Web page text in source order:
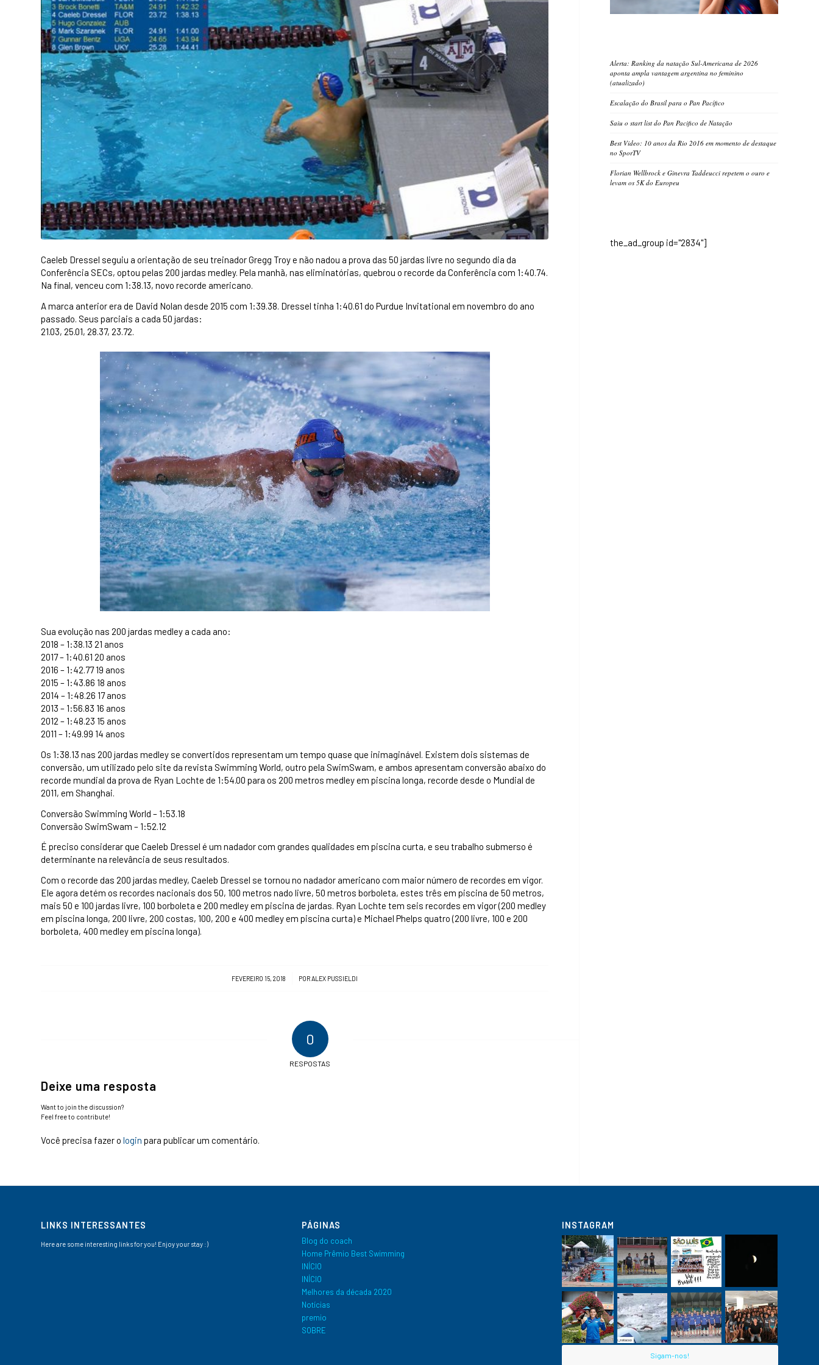
Caeleb Dressel seguiu a orientação de seu treinador Gregg Troy e não nadou a prova das 50 jardas livre no segundo dia da
Conferência SECs, optou pelas 200 jardas medley. Pela manhã, nas eliminatórias, quebrou o recorde da Conferência com 1:40.74.
Na final, venceu com 1:38.13, novo recorde americano.
A marca anterior era de David Nolan desde 2015 com 1:39.38. Dressel tinha 1:40.61 do Purdue Invitational em novembro do ano
passado. Seus parciais a cada 50 jardas:
21.03, 25.01, 28.37, 23.72.
Sua evolução nas 200 jardas medley a cada ano:
2018 – 1:38.13 21 anos
2017 – 1:40.61 20 anos
2016 – 1:42.77 19 anos
2015 – 1:43.86 18 anos
2014 – 1:48.26 17 anos
2013 – 1:56.83 16 anos
2012 – 1:48.23 15 anos
2011 – 1:49.99 14 anos
Os 1:38.13 nas 200 jardas medley se convertidos representam um tempo quase que inimaginável. Existem dois sistemas de
conversão, um utilizado pelo site da revista Swimming World, outro pela SwimSwam, e ambos apresentam conversão abaixo do
recorde mundial da prova de Ryan Lochte de 1:54.00 para os 200 metros medley em piscina longa, recorde desde o Mundial de
2011, em Shanghai.
Conversão Swimming World – 1:53.18
Conversão SwimSwam – 1:52.12
É preciso considerar que Caeleb Dressel é um nadador com grandes qualidades em piscina curta, e seu trabalho submerso é
determinante na relevância de seus resultados.
Com o recorde das 200 jardas medley, Caeleb Dressel se tornou no nadador americano com maior número de recordes em vigor.
Ele agora detém os recordes nacionais dos 50, 100 metros nado livre, 50 metros borboleta, estes três em piscina de 50 metros,
mais 50 e 100 jardas livre, 100 borboleta e 200 medley em piscina de jardas. Ryan Lochte tem seis recordes em vigor (200 medley
em piscina longa, 200 livre, 200 costas, 100, 200 e 400 medley em piscina curta) e Michael Phelps quatro (200 livre, 100 e 200
borboleta, 400 medley em piscina longa).
FEVEREIRO 15, 2018
/ PORALEX PUSSIELDI
0
RESPOSTAS
Deixe uma resposta
Want to join the discussion?
Feel free to contribute!
Você precisa fazer o login para publicar um comentário.
Alerta: Ranking da natação Sul-Americana de 2026
aponta ampla vantagem argentina no feminino
(atualizado)
Escalação do Brasil para o Pan Pacífico
Saiu o start list do Pan Pacifico de Natação
Best Video: 10 anos da Rio 2016 em momento de destaque
no SporTV
Florian Wellbrock e Ginevra Taddeucci repetem o ouro e
levam os 5K do Europeu
the_ad_group id="2834"]
LINKS INTERESSANTES
Here are some interesting links for you! Enjoy your stay :)
PÁGINAS
Blog do coach
Home Prêmio Best Swimming
INÍCIO
INÍCIO
Melhores da década 2020
Notícias
premio
SOBRE
INSTAGRAM
Sigam-nos!